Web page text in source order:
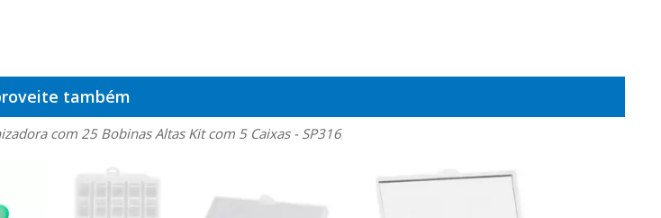
também
com 25 Bobinas Altas Kit com 5 Caixas - SP316